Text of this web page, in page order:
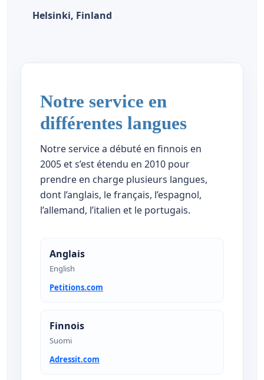
Helsinki, Finland
Notre service en
différentes langues
Notre service a débuté en finnois en
2005 et s’est étendu en 2010 pour
prendre en charge plusieurs langues,
dont l’anglais, le français, l’espagnol,
l’allemand, l’italien et le portugais.
Anglais
English
Petitions.com
Finnois
Suomi
Adressit.com